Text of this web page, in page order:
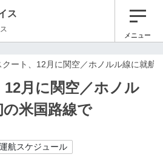
ス
メニュー
クート、12月に関空／ホノルル線に就航
月に関空／ホノル
米国路線で
航スケジュール